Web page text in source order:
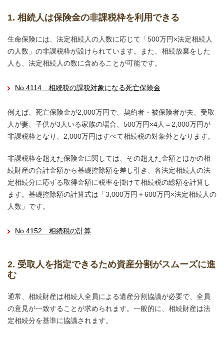
1. 相続人は保険金の非課税枠を利用できる
生命保険には、法定相続人の人数に応じて「500万円×法定相続人
の人数」の非課税枠が設けられています。また、相続放棄をした
人も、法定相続人の数に含めることが可能です。
No.4114 相続税の課税対象になる死亡保険金
例えば、死亡保険金が2,000万円で、契約者・被保険者が夫、受取
人が妻、子供が3人いる家族の場合、500万円×4人＝2,000万円が
非課税枠となり、2,000万円はすべて相続税の対象外となります。
非課税枠を超えた保険金に関しては、その超えた金額とほかの相
続財産の合計金額から基礎控除額を差し引き、各法定相続人の法
定相続分に応ずる取得金額に税率を掛けて相続税の総額を計算し
ます。基礎控除額の計算式は「3,000万円＋600万円×法定相続人の
人数」です。
No.4152 相続税の計算
2. 受取人を指定できるため資産分割がスムーズに進
む
通常、相続財産は相続人全員による遺産分割協議が必要で、全員
の意見が一致することが求められます。一般的に、相続財産は法
定相続分を基準に協議されます。